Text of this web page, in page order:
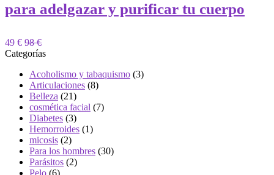
para adelgazar y purificar tu cuerpo
49 € 98 €
Categorías
Acoholismo y tabaquismo (3)
Articulaciones (8)
Belleza (21)
cosmética facial (7)
Diabetes (3)
Hemorroides (1)
micosis (2)
Para los hombres (30)
Parásitos (2)
Pelo (6)